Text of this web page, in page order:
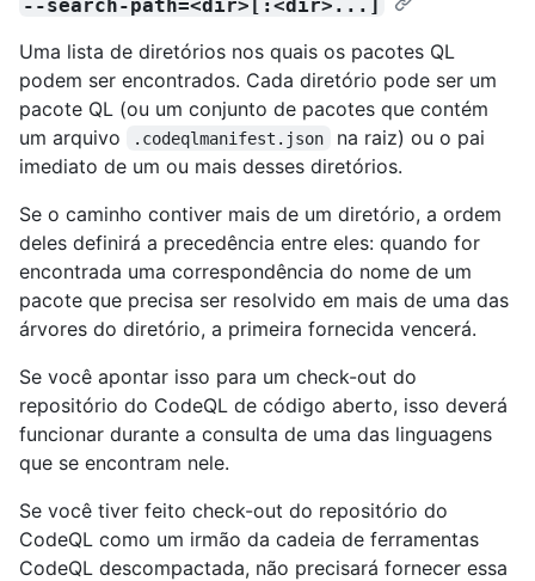
--search-path=<dir>[:<dir>...]
Uma lista de diretórios nos quais os pacotes QL
podem ser encontrados. Cada diretório pode ser um
pacote QL (ou um conjunto de pacotes que contém
um arquivo
.codeqlmanifest.json
na raiz) ou o pai
imediato de um ou mais desses diretórios.
Se o caminho contiver mais de um diretório, a ordem
deles definirá a precedência entre eles: quando for
encontrada uma correspondência do nome de um
pacote que precisa ser resolvido em mais de uma das
árvores do diretório, a primeira fornecida vencerá.
Se você apontar isso para um check-out do
repositório do CodeQL de código aberto, isso deverá
funcionar durante a consulta de uma das linguagens
que se encontram nele.
Se você tiver feito check-out do repositório do
CodeQL como um irmão da cadeia de ferramentas
CodeQL descompactada, não precisará fornecer essa